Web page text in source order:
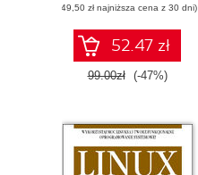
(49,50 zł najniższa cena z 30 dni)
52.47 zł
99.00zł (-47%)